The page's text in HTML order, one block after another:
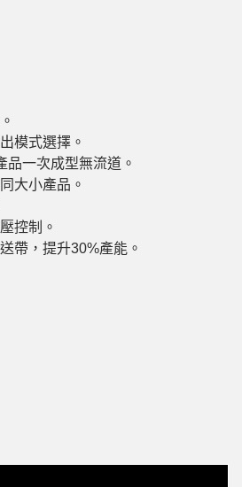
模式選擇。
品一次成型無流道。
大小產品。
控制。
帶，提升30%產能。